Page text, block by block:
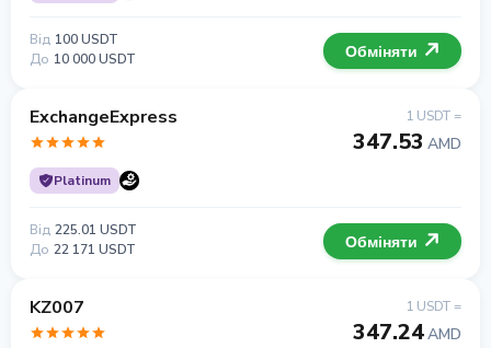
Від 100 USDT
До 10 000 USDT Обміняти
ExchangeExpress
Platinum
1 USDT =
347.53 AMD
Від 225.01 USDT
До 22 171 USDT Обміняти
KZ007 1 USDT =
347.24AMD